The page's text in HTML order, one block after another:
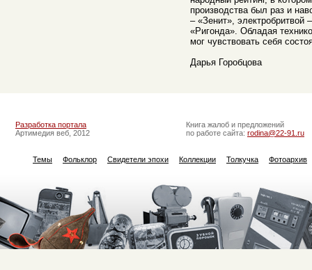
производства был раз и
– «Зенит», электробритвой
«Ригонда». Обладая
мог чувствовать себя
Дарья Горобцова
Разработка портала
Артимедия веб, 2012
Книга жалоб и предложений
по работе сайта: rodina@22-91.ru
Темы Фольклор Свидетели эпохи Коллекции Толкучка Фотоархив